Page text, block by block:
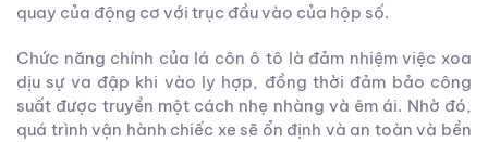
quay của động cơ với trục đầu vào của hộp số.
Chức năng chính của lá côn ô tô là đảm nhiệm việc xoa
dịu sự va đập khi vào ly hợp, đồng thời đảm bảo công
suất được truyền một cách nhẹ nhàng và êm ái. Nhờ đó,
quá trình vận hành chiếc xe sẽ ổn định và an toàn và bền